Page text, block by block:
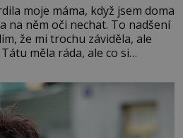
moje máma, když jsem doma
na něm oči nechat. To nadšení
že mi trochu záviděla, ale
měla ráda, ale co si
byla jiná doba, když